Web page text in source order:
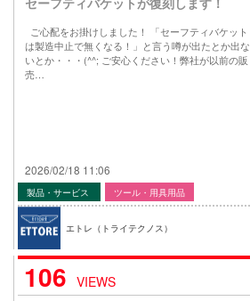
ご心配をお掛けしました！ 「セーフティバケット
は製造中止で無くなる！」と言う噂が出たとか出な
いとか・・・(^^; ご安心ください！弊社が以前の販
売…
2026/02/18 11:06
製品・サービス ツール・用具用品
エトレ（トライテクノス）
106 VIEWS